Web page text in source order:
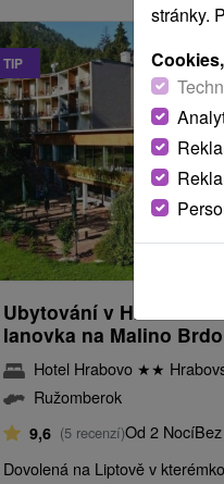
TIP
Ubytování v Hrabovské
lanovka na Malino
Hotel Hrabovo ★★
Ružomberok
9,6 (5 recenzí)Od 2 Nocí
Dovolená na Liptově v
stránky.